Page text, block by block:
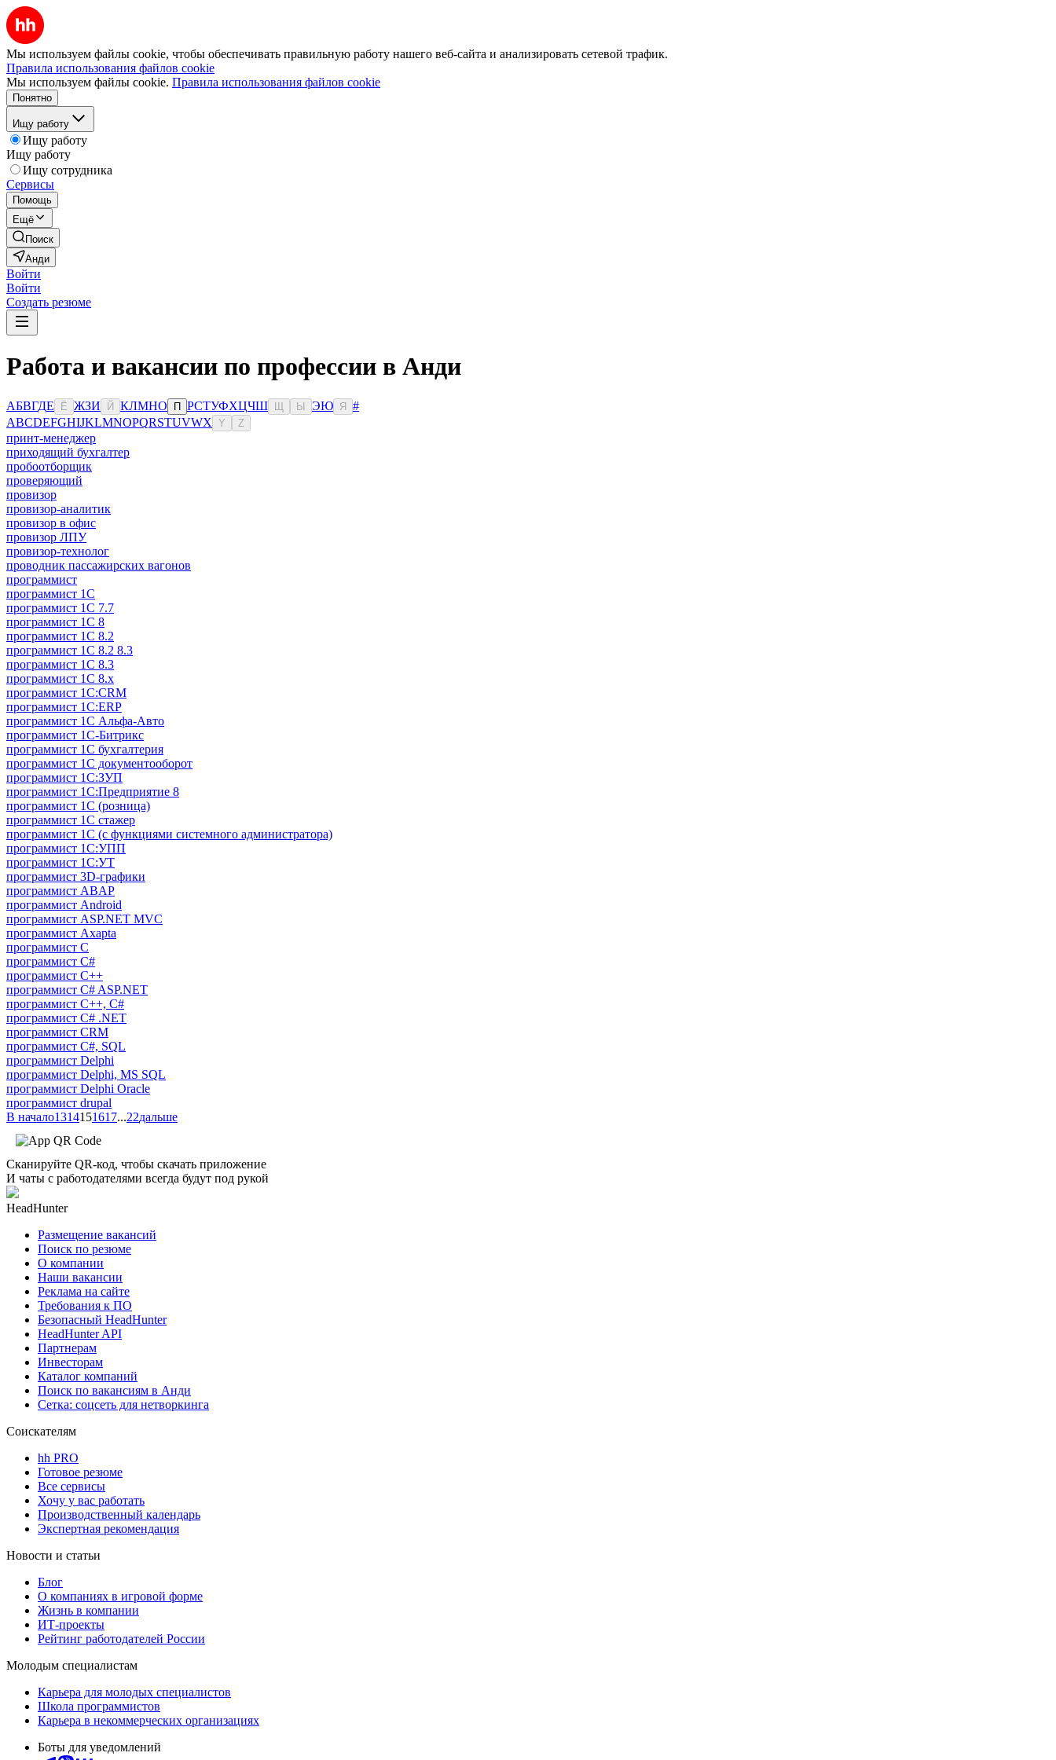
Мы используем файлы cookie, чтобы обеспечивать правильную работу нашего веб-сайта и анализировать сетевой трафик.
Правила использования файлов cookie
Мы используем файлы cookie. Правила использования файлов cookie
Понятно
Ищу работу
Ищу работу
Ищу работу
Ищу сотрудника
Сервисы
Помощь
Ещё
Поиск
Анди
Войти
Войти
Создать резюме
Работа и вакансии по профессии в Анди
АБВГДЕ Ё ЖЗИ Й КЛМНО П РСТУФХЦЧШ Ы ЭЮ Я
#
ABCDEFGHIJKLMNOPQRSTUVWX Y Z
принт-менеджер
приходящий бухгалтер
пробоотборщик
проверяющий
провизор
провизор-аналитик
провизор в офис
провизор ЛПУ
провизор-технолог
проводник пассажирских вагонов
программист
программист 1C
программист 1C 7.7
программист 1C 8
программист 1C 8.2
программист 1С 8.2 8.3
программист 1С 8.3
программист 1С 8.х
программист 1С:CRM
программист 1С:ERP
программист 1С Альфа-Авто
программист 1С-Битрикс
программист 1С бухгалтерия
программист 1С документооборот
программист 1С:ЗУП
программист 1С:Предприятие 8
программист 1С (розница)
программист 1С стажер
программист 1С (с функциями системного администратора)
программист 1С:УПП
программист 1С:УТ
программист 3D-графики
программист ABAP
программист Android
программист ASP.NET MVC
программист Axapta
программист C
программист C#
программист C++
программист C# ASP.NET
программист C++, C#
программист C# .NET
программист CRM
программист C#, SQL
программист Delphi
программист Delphi, MS SQL
программист Delphi Oracle
программист drupal
В начало1314151617...22дальше
Сканируйте QR-код, чтобы скачать приложение
И чаты с работодателями всегда будут под рукой
HeadHunter
Размещение вакансий
Поиск по резюме
О компании
Наши вакансии
Реклама на сайте
Требования к ПО
Безопасный HeadHunter
HeadHunter API
Партнерам
Инвесторам
Каталог компаний
Поиск по вакансиям в Анди
Сетка: соцсеть для нетворкинга
Соискателям
hh PRO
Готовое резюме
Все сервисы
Хочу у вас работать
Производственный календарь
Экспертная рекомендация
Новости и статьи
Блог
О компаниях в игровой форме
Жизнь в компании
ИТ-проекты
Рейтинг работодателей России
Молодым специалистам
Карьера для молодых специалистов
Школа программистов
Карьера в некоммерческих организациях
Боты для уведомлений